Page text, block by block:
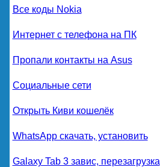
Все коды Nokia
Интернет с телефона на ПК
Пропали контакты на Asus
Социальные сети
Открыть Киви кошелёк
WhatsApp скачать, установить
Galaxy Tab 3 завис, перезагрузка